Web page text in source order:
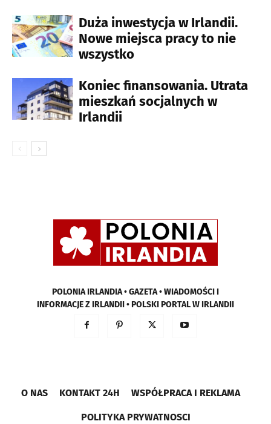
Duża inwestycja w Irlandii.
Nowe miejsca pracy to nie
wszystko
Koniec finansowania. Utrata
mieszkań socjalnych w
Irlandii
POLONIA IRLANDIA • GAZETA • WIADOMOŚCI I
INFORMACJE Z IRLANDII • POLSKI PORTAL W IRLANDII
O NAS KONTAKT 24H WSPÓŁPRACA I REKLAMA
POLITYKA PRYWATNOSCI